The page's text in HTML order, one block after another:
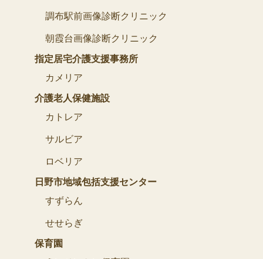
調布駅前画像診断クリニック
朝霞台画像診断クリニック
指定居宅介護支援事務所
カメリア
介護老人保健施設
カトレア
サルビア
ロベリア
日野市地域包括支援センター
すずらん
せせらぎ
保育園